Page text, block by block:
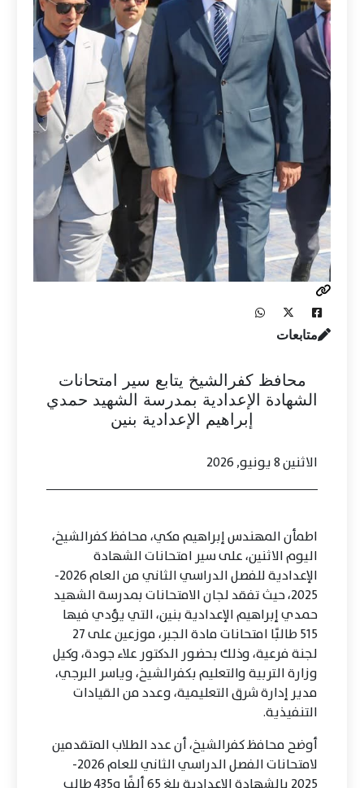
متابعات
محافظ كفرالشيخ يتابع سير امتحانات
الشهادة الإعدادية بمدرسة الشهيد حمدي
إبراهيم الإعدادية بنين
الاثنين 8 يونيو, 2026
اطمأن المهندس إبراهيم مكي، محافظ كفرالشيخ،
اليوم الاثنين، على سير امتحانات الشهادة
الإعدادية للفصل الدراسي الثاني من العام 2026-
2025، حيث تفقد لجان الامتحانات بمدرسة الشهيد
حمدي إبراهيم الإعدادية بنين، التي يؤدي فيها
515 طالبًا امتحانات مادة الجبر، موزعين على 27
لجنة فرعية، وذلك بحضور الدكتور علاء جودة، وكيل
وزارة التربية والتعليم بكفرالشيخ، وياسر البرجي،
مدير إدارة شرق التعليمية، وعدد من القيادات
التنفيذية.
أوضح محافظ كفرالشيخ، أن عدد الطلاب المتقدمين
لامتحانات الفصل الدراسي الثاني للعام 2026-